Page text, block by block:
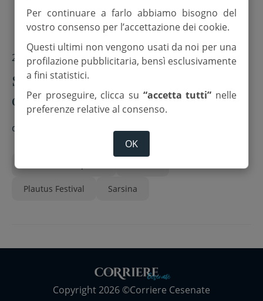
21 Maggio 2025
Sarsina, presentato alla Camera dei
deputati il nuovo “Plautus Festival”
di
Plautus Festival Sarsina
Copyright 2026 ©Corriere Cesenate
Per continuare a farlo abbiamo bisogno del
vostro consenso per l’accettazione dei cookie.
Questi ultimi non vengono usati da noi per una
profilazione pubblicitaria, bensì esclusivamente
a fini statistici.
Per proseguire, clicca su “accetta tutti” nelle
preferenze relative al consenso.
OK